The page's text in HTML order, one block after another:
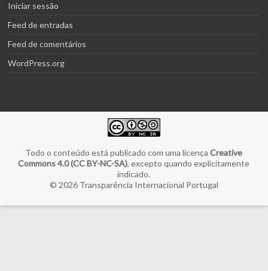
Iniciar sessão
Feed de entradas
Feed de comentários
WordPress.org
Todo o conteúdo está publicado com uma licençaCreative
Commons 4.0 (CC BY-NC-SA), excepto quando explicitamente
indicado.
© 2026 Transparência Internacional Portugal